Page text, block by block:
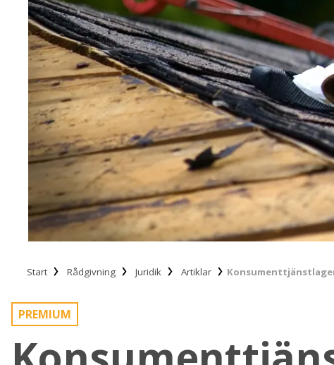
Start Rådgivning Juridik Artiklar
PREMIUM